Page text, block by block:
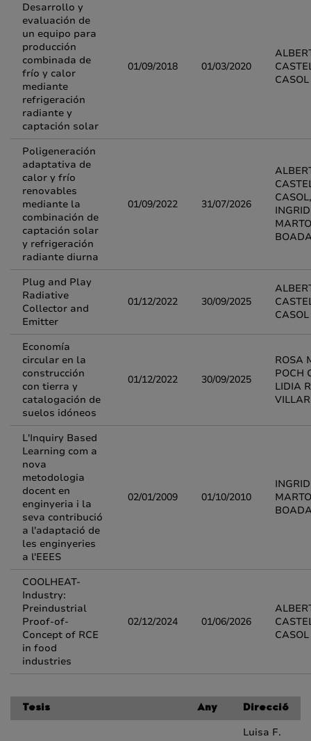
Desarrollo y
evaluación de
un equipo para
producción
combinada de
frío y calor
mediante
refrigeración
radiante y
captación solar
01/09/2018 01/03/2020
CASOL
Poligeneración
adaptativa de
calor y frío
renovables
mediante la
combinación de
captación solar
y refrigeración
radiante diurna
01/09/2022 31/07/2026
CASOL,
INGRID
Plug and Play
Radiative
Collector and
Emitter
01/12/2022 30/09/2025
CASOL
Economía
circular en la
construcción
con tierra y
catalogación de
suelos idóneos
01/12/2022 30/09/2025
ROSA
POCH
LIDIA
L'Inquiry Based
Learning com a
nova
metodologia
docent en
enginyeria i la
seva contribució
a l'adaptació de
les enginyeries
a l'EEES
02/01/2009 01/10/2010
INGRID
COOLHEAT-
Industry:
Preindustrial
Proof-of-
Concept of RCE
in food
industries
02/12/2024 01/06/2026
CASOL
Tesis Any Direcció
Luisa F.